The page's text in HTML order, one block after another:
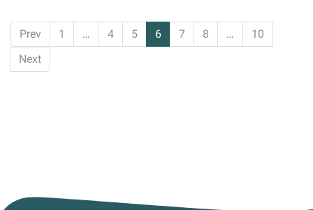
Prev 1 … 4 5 6 7 8 …
10
Next